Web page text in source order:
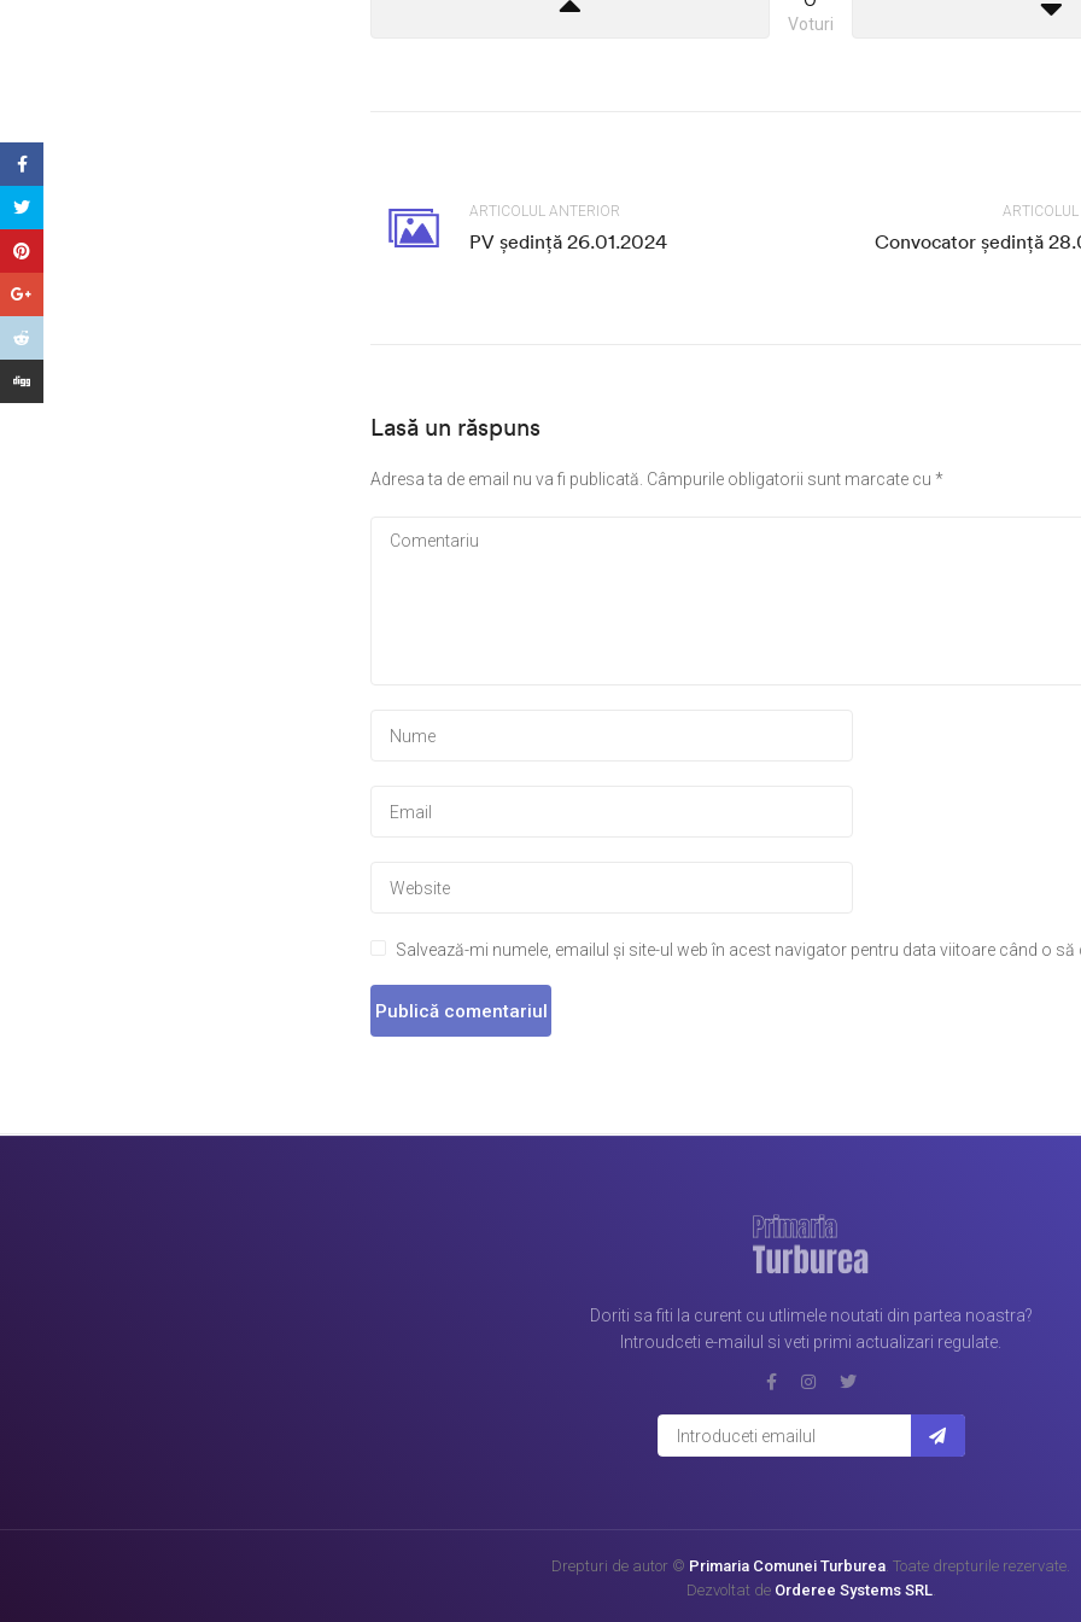
Voturi
ARTICOLUL ANTERIOR
PV ședință 26.01.2024 Convocator ședință
Lasă un răspuns
Adresa ta de email nu va fi publicată. Câmpurile obligatorii sunt marcate cu *
Salvează-mi numele, emailul și site-ul web în acest navigator pentru data viitoare când o să
Doriti sa fiti la curent cu utlimele noutati din partea noastra?
Introudceti e-mailul si veti primi actualizari regulate.
Drepturi de autor © Primaria Comunei Turburea. Toate drepturile rezervate.
Dezvoltat de Orderee Systems SRL.